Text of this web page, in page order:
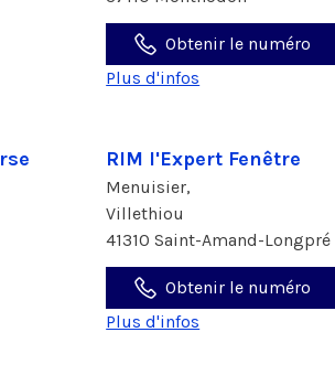
Obtenir le numéro
Plus d'infos
RIM l'Expert Fenêtre
Menuisier,
Villethiou
41310 Saint-Amand-Longpré
Obtenir le numéro
Plus d'infos